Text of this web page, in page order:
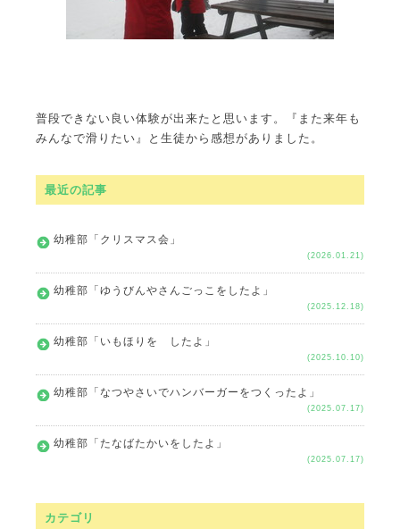
普段できない良い体験が出来たと思います。『また来年も
みんなで滑りたい』と生徒から感想がありました。
最近の記事
幼稚部「クリスマス会」
(2026.01.21)
幼稚部「ゆうびんやさんごっこをしたよ」
(2025.12.18)
幼稚部「いもほりを したよ」
(2025.10.10)
幼稚部「なつやさいでハンバーガーをつくったよ」
(2025.07.17)
幼稚部「たなばたかいをしたよ」
(2025.07.17)
カテゴリ